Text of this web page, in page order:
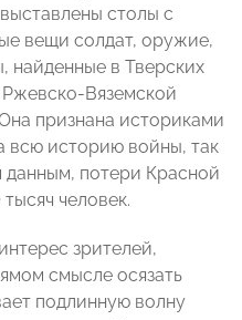
столы с
вещи солдат, оружие,
найденные в Тверских
Вяземской
признана историками
всю историю войны, так
данным, потери Красной
человек.
зрителей,
смысле осязать
подлинную волну